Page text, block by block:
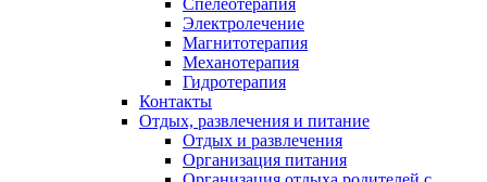
Спелеотерапия
Электролечение
Магнитотерапия
Механотерапия
Гидротерапия
Контакты
Отдых, развлечения и питание
Отдых и развлечения
Организация питания